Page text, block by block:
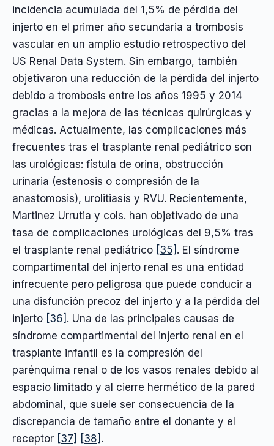
incidencia acumulada del 1,5% de pérdida del
injerto en el primer año secundaria a trombosis
vascular en un amplio estudio retrospectivo del
US Renal Data System. Sin embargo, también
objetivaron una reducción de la pérdida del injerto
debido a trombosis entre los años 1995 y 2014
gracias a la mejora de las técnicas quirúrgicas y
médicas. Actualmente, las complicaciones más
frecuentes tras el trasplante renal pediátrico son
las urológicas: fístula de orina, obstrucción
urinaria (estenosis o compresión de la
anastomosis), urolitiasis y RVU. Recientemente,
Martinez Urrutia y cols. han objetivado de una
tasa de complicaciones urológicas del 9,5% tras
el trasplante renal pediátrico [35] . El síndrome
compartimental del injerto renal es una entidad
infrecuente pero peligrosa que puede conducir a
una disfunción precoz del injerto y a la pérdida del
injerto [36] . Una de las principales causas de
síndrome compartimental del injerto renal en el
trasplante infantil es la compresión del
parénquima renal o de los vasos renales debido al
espacio limitado y al cierre hermético de la pared
abdominal, que suele ser consecuencia de la
discrepancia de tamaño entre el donante y el
receptor [37] [38] .